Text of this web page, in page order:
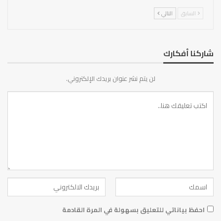
السابق التالي
شاركنا أفكارك
لن يتم نشر عنوان بريدك الإلكتروني.
احفظ بياناتي للتعليق بسهولة في المرة القادمة